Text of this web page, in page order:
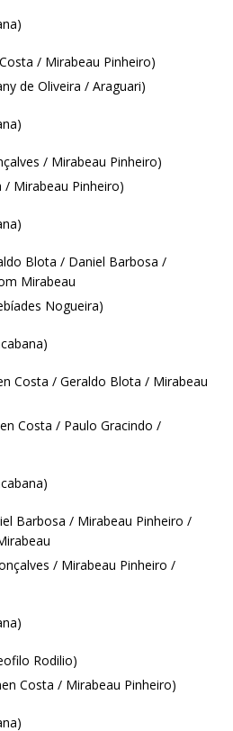
/ Mirabeau Pinheiro)
de Oliveira / Araguari)
/ Mirabeau Pinheiro)
/ Mirabeau Pinheiro)
Blota / Daniel Barbosa /
Mirabeau
Nogueira)
Costa / Geraldo Blota / Mirabeau
Costa / Paulo Gracindo /
Barbosa / Mirabeau Pinheiro /
/ Mirabeau Pinheiro /
Rodilio)
Costa / Mirabeau Pinheiro)